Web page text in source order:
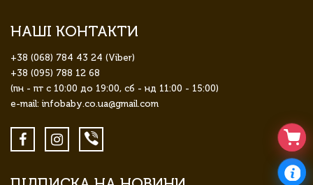
НАШІ КОНТАКТИ
+38 (068) 784 43 24 (Viber)
+38 (095) 788 12 68
(пн - пт с 10:00 до 19:00, сб - нд 11:00 - 15:00)
e-mail: infobaby.co.ua@gmail.com